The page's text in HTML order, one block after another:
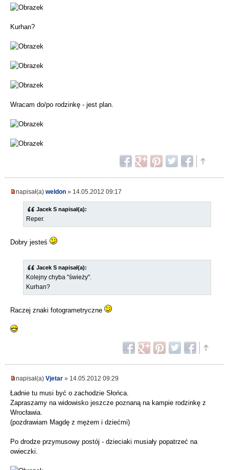
Kurhan?
Wracam do/po rodzinkę - jest plan.
napisał(a) weldon » 14.05.2012 09:17
Jacek S napisał(a):
Reper.
Dobry jesteś
Jacek S napisał(a):
Kolejny chyba "świeży".
Kurhan?
Raczej znaki fotogrametryczne
napisał(a) Vjetar » 14.05.2012 09:29
Ładnie tu musi być o zachodzie Słońca.
Zapraszamy na widowisko jeszcze poznaną na kampie rodzinkę z
Wrocławia.
(pozdrawiam Magdę z mężem i dziećmi)
Po drodze przymusowy postój - dzieciaki musiały popatrzeć na
owieczki.